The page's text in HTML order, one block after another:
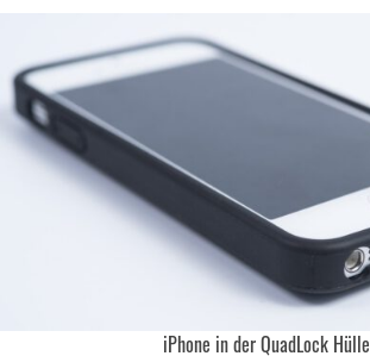
iPhone in der QuadLock Hülle